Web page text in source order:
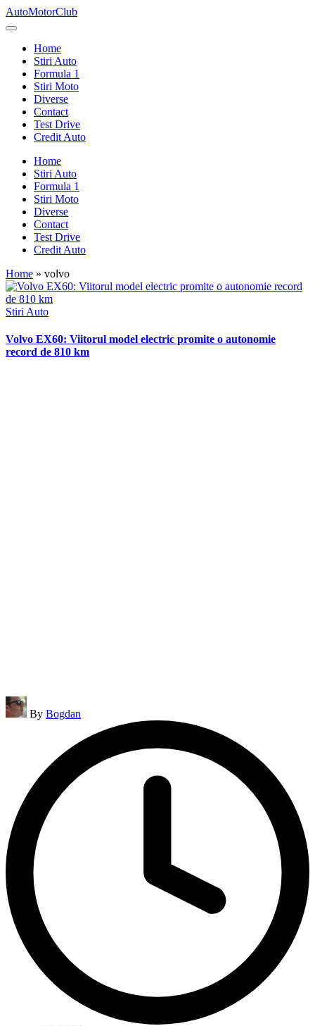
Skip
to
AutoMotorClub
Totul
masini
pasionatii
masini
Home
Stiri Auto
Formula 1
Stiri Moto
Diverse
Contact
Test Drive
Credit Auto
Home
Stiri Auto
Formula 1
Stiri Moto
Diverse
Contact
Test Drive
Credit Auto
Home » volvo
Posted
Stiri Auto
Volvo EX60: Viitorul model electric promite o autonomie
record de 810 km
Posted
by
By Bogdan